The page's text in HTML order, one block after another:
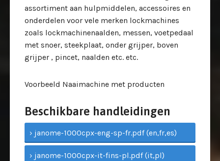
assortiment aan hulpmiddelen, accessoires en
onderdelen voor vele merken lockmachines
zoals lockmachinenaalden, messen, voetpedaal
met snoer, steekplaat, onder grijper, boven
grijper , pincet, naalden etc. etc.
Voorbeeld Naaimachine met producten
Beschikbare handleidingen
› janome-1000cpx-eng-sp-fr.pdf (en,fr,es)
› janome-1000cpx-it-fins-pl.pdf (it,pl)